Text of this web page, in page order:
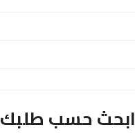
ابحث حسب طلبك